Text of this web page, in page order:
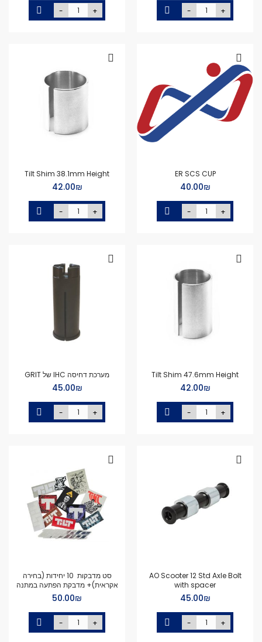
- +
- +
ER SCS CUP
₪‏40.00
- +
Tilt Shim 38.1mm Height
₪‏42.00
- +
Tilt Shim 47.6mm Height
₪‏42.00
- +
מערכת דחיסה IHC של GRIT
₪‏45.00
- +
AO Scooter 12 Std Axle Bolt
with spacer
₪‏45.00
- +
סט מדבקות 10 יחידות (בחירה
אקראית)+ מדבקת הפתעה במתנה
₪‏50.00
- +